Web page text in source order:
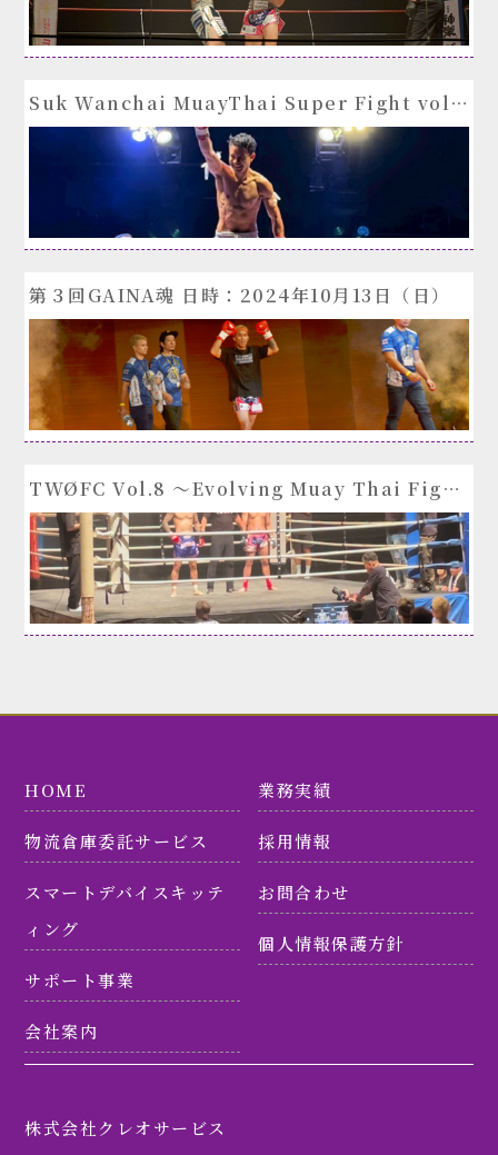
Suk Wanchai MuayThai Super Fight vol.11（ムエタイスーパーファイト）日時：2025年9月21日（日）
第３回GAINA魂 日時：2024年10月13日（日）
TWØFC Vol.8 ～Evolving Muay Thai Fighting～
HOME
物流倉庫委託サービス
スマートデバイスキッテ
ィング
サポート事業
会社案内
業務実績
採用情報
お問合わせ
個人情報保護方針
株式会社クレオサービス